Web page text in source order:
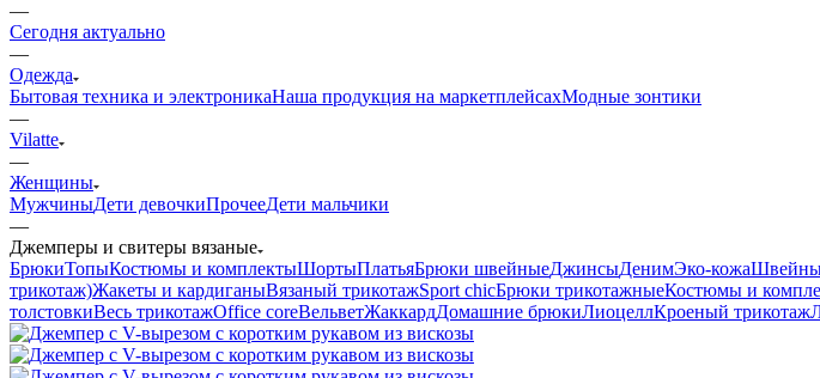
—
Сегодня актуально
—
Одежда
Бытовая техника и электроникаНаша продукция на маркетплейсахМодные зонтики
—
Vilatte
—
Женщины
МужчиныДети девочкиПрочееДети мальчики
—
Джемперы и свитеры вязаные
БрюкиТопыКостюмы и комплектыШортыПлатьяБрюки швейныеДжинсыДенимЭко-кожа
трикотаж)Жакеты и кардиганыВязаный трикотажSport chicБрюки трикотажныеКостюмы и
толстовкиВесь трикотажOffice coreВельветЖаккардДомашние брюкиЛиоцеллКроеный трикотаж